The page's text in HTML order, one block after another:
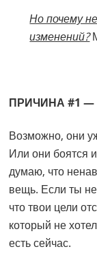
Но почему
изменений?
ПРИЧИНА #1 —
Возможно, они
Или они боятся
думаю, что
вещь. Если ты
что твои цели
который не
есть сейчас.